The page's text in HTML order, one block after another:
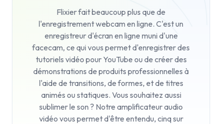
Flixier fait beaucoup plus que de
l'enregistrement webcam en ligne. C'est un
enregistreur d'écran en ligne muni d'une
facecam, ce qui vous permet d'enregistrer des
tutoriels vidéo pour YouTube ou de créer des
démonstrations de produits professionnelles à
l'aide de transitions, de formes, et de titres
animés ou statiques. Vous souhaitez aussi
sublimer le son ? Notre amplificateur audio
vidéo vous permet d'être entendu, cinq sur